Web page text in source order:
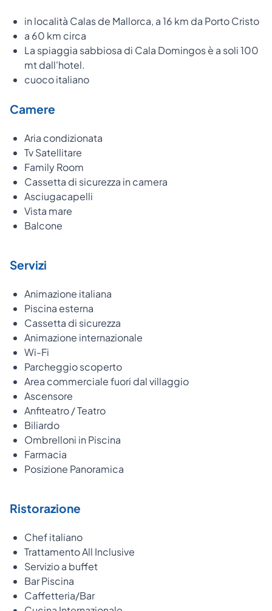
in località Calas de Mallorca, a 16 km da Porto Cristo
a 60 km circa
La spiaggia sabbiosa di Cala Domingos è a soli 100
mt dall'hotel.
cuoco italiano
Camere
Aria condizionata
Tv Satellitare
Family Room
Cassetta di sicurezza in camera
Asciugacapelli
Vista mare
Balcone
Servizi
Animazione italiana
Piscina esterna
Cassetta di sicurezza
Animazione internazionale
Wi-Fi
Parcheggio scoperto
Area commerciale fuori dal villaggio
Ascensore
Anfiteatro / Teatro
Biliardo
Ombrelloni in Piscina
Farmacia
Posizione Panoramica
Ristorazione
Chef italiano
Trattamento All Inclusive
Servizio a buffet
Bar Piscina
Caffetteria/Bar